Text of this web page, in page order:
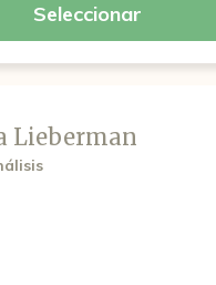
Seleccionar
Lieberman